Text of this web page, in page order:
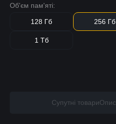
Об'єм пам'яті:
128 Гб 256 Гб
1 Тб
Супутні товариОпис